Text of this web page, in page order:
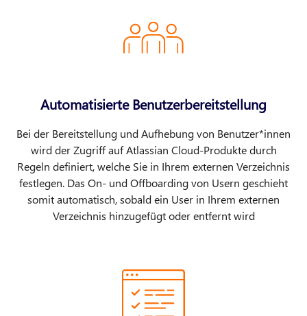
Automatisierte Benutzerbereitstellung
Bei der Bereitstellung und Aufhebung von Benutzer*innen
wird der Zugriff auf Atlassian Cloud-Produkte durch
Regeln definiert, welche Sie in Ihrem externen Verzeichnis
festlegen. Das On- und Offboarding von Usern geschieht
somit automatisch, sobald ein User in Ihrem externen
Verzeichnis hinzugefügt oder entfernt wird